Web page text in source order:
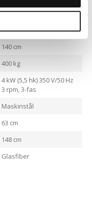
Ja
125 l
140 cm
400 kg
4 kW (5,5 hk) 350 V/50 Hz
3 rpm, 3-fas
Maskinstål
63 cm
148 cm
Glasfiber